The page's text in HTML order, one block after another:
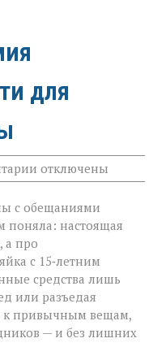
для
к
записи
бытовая
химия
хитрости
для
идеальной
чистоты
отключены
с обещаниями
поняла: настоящая
а про
с 15‑летним
средства лишь
или разъедая
к привычным вещам,
— и без лишних